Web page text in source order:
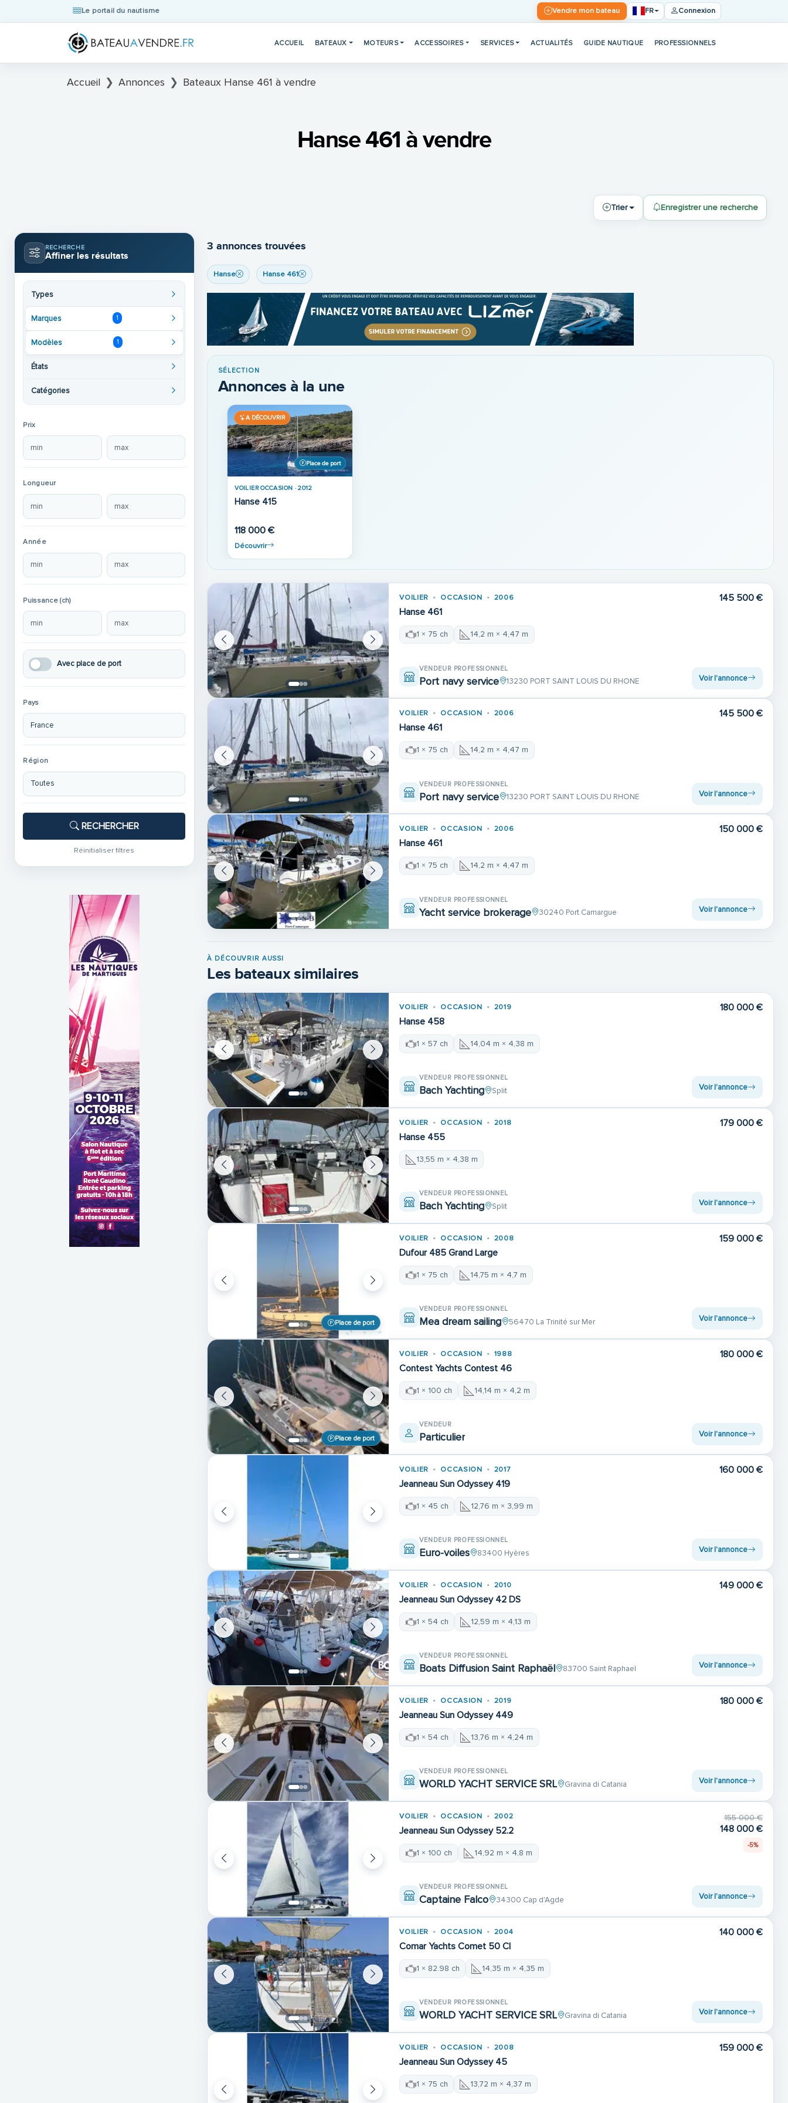
Le portail du nautisme Vendre mon bateau FR Connexion
ACCUEIL BATEAUX MOTEURS ACCESSOIRES SERVICES ACTUALITÉS GUIDE NAUTIQUE PROFESSIONNELS
Accueil Annonces Bateaux Hanse 461 à vendre
Hanse 461 à vendre
Trier Enregistrer une recherche
RECHERCHE
Affiner les résultats
Types
Marques 1
Modèles 1
États
Catégories
Prix
Longueur
Année
Puissance (ch)
Avec place de port
Pays
Région
RECHERCHER
Réinitialiser filtres
3 annonces trouvées
Hanse Hanse 461
SÉLECTION
Annonces à la une
A DÉCOUVRIR
Place de port
VOILIER OCCASION · 2012
Hanse 415
118 000 €
Découvrir
VOILIER OCCASION 2006
Hanse 461
145 500 €
1 × 75 ch 14,2 m × 4,47 m
VENDEUR PROFESSIONNEL
Port navy service 13230 PORT SAINT LOUIS DU RHONE Voir l'annonce
VOILIER OCCASION 2006
Hanse 461
145 500 €
1 × 75 ch 14,2 m × 4,47 m
VENDEUR PROFESSIONNEL
Port navy service 13230 PORT SAINT LOUIS DU RHONE Voir l'annonce
VOILIER OCCASION 2006
Hanse 461
150 000 €
1 × 75 ch 14,2 m × 4,47 m
VENDEUR PROFESSIONNEL
Yacht service brokerage 30240 Port Camargue Voir l'annonce
À DÉCOUVRIR AUSSI
Les bateaux similaires
VOILIER OCCASION 2019
Hanse 458
180 000 €
1 × 57 ch 14,04 m × 4,38 m
VENDEUR PROFESSIONNEL
Bach Yachting Split Voir l'annonce
VOILIER OCCASION 2018
Hanse 455
179 000 €
13,55 m × 4,38 m
VENDEUR PROFESSIONNEL
Bach Yachting Split Voir l'annonce
Place de port
VOILIER OCCASION 2008
Dufour 485 Grand Large
159 000 €
1 × 75 ch 14,75 m × 4,7 m
VENDEUR PROFESSIONNEL
Mea dream sailing 56470 La Trinité sur Mer Voir l'annonce
Place de port
VOILIER OCCASION 1988
Contest Yachts Contest 46
180 000 €
1 × 100 ch 14,14 m × 4,2 m
VENDEUR
Particulier Voir l'annonce
VOILIER OCCASION 2017
Jeanneau Sun Odyssey 419
160 000 €
1 × 45 ch 12,76 m × 3,99 m
VENDEUR PROFESSIONNEL
Euro-voiles 83400 Hyères Voir l'annonce
VOILIER OCCASION 2010
Jeanneau Sun Odyssey 42 DS
149 000 €
1 × 54 ch 12,59 m × 4,13 m
VENDEUR PROFESSIONNEL
Boats Diffusion Saint Raphaël 83700 Saint Raphael Voir l'annonce
VOILIER OCCASION 2019
Jeanneau Sun Odyssey 449
180 000 €
1 × 54 ch 13,76 m × 4,24 m
VENDEUR PROFESSIONNEL
WORLD YACHT SERVICE SRL Gravina di Catania Voir l'annonce
VOILIER OCCASION 2002
Jeanneau Sun Odyssey 52.2
155 000 €
148 000 €
-5%
1 × 100 ch 14,92 m × 4,8 m
VENDEUR PROFESSIONNEL
Captaine Falco 34300 Cap d'Agde Voir l'annonce
VOILIER OCCASION 2004
Comar Yachts Comet 50 Cl
140 000 €
1 × 82.98 ch 14,35 m × 4,35 m
VENDEUR PROFESSIONNEL
WORLD YACHT SERVICE SRL Gravina di Catania Voir l'annonce
VOILIER OCCASION 2008
Jeanneau Sun Odyssey 45
159 000 €
1 × 75 ch 13,72 m × 4,37 m